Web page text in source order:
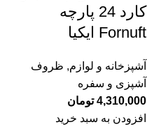
کارد 24 پارچه
Fornuft ایکیا
آشپزخانه و لوازم, ظروف
آشپزی و سفره
4,310,000 تومان
افزودن به سبد خرید